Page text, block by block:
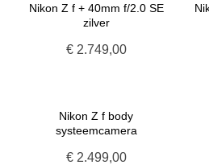
Nikon Z f + 40mm f/2.0 SE
zilver
€2.749,00
Nikon Z f body
systeemcamera
€2.499,00